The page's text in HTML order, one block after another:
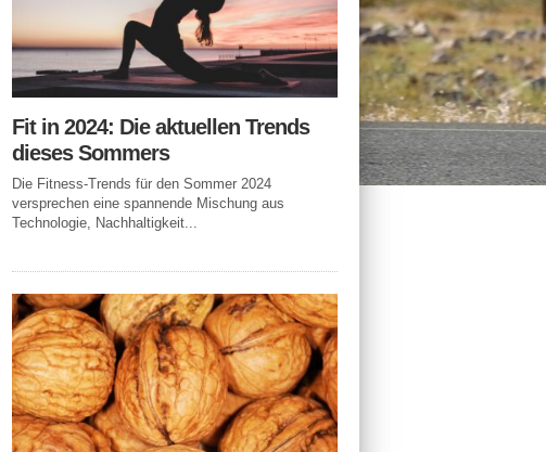
Fit in 2024: Die aktuellen Trends
dieses Sommers
Die Fitness-Trends für den Sommer 2024
versprechen eine spannende Mischung aus
Technologie, Nachhaltigkeit...